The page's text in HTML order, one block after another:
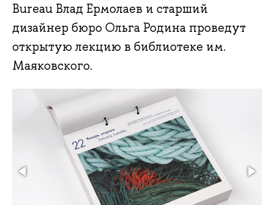
Bureau Влад Ермолаев и старший
дизайнер бюро Ольга Родина проведут
открытую лекцию в библиотеке им.
Маяковского.